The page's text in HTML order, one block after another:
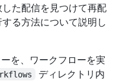
た配信を見つけて再配
る方法について説明し
を、ワークフローを実
ディレクトリ内